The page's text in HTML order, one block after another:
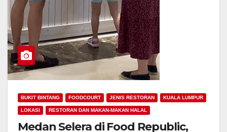
BUKIT BINTANG FOODCOURT JENIS RESTORAN KUALA LUMPUR
LOKASI RESTORAN DAN MAKAN-MAKAN HALAL
Medan Selera di Food Republic,